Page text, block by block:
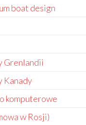
boat design
Grenlandii
Kanady
komputerowe
w Rosji)